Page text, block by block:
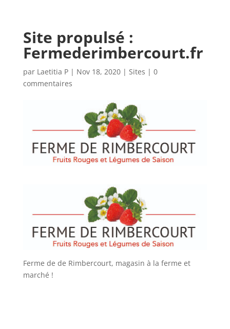
Site propulsé :
Fermederimbercourt.fr
par Laetitia P| Nov 18, 2020| Sites | 0
commentaires
Ferme de de Rimbercourt, magasin à la ferme et
marché !